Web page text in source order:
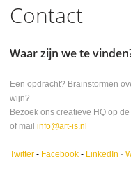
Contact
Waar zijn we te
Een opdracht? Brainstormen
wijn?
Bezoek ons creatieve HQ op
of mail info@art-is.nl
Twitter - Facebook - LinkedIn -